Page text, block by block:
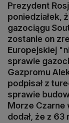
Prezydent
poniedziałek,
gazociągu
zostanie on
Europejskiej
sprawie
Gazpromu
podpisał z
sprawie
Morze Czarne
dodał, że z